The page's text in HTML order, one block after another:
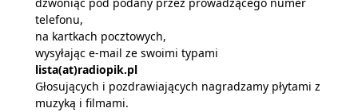
dzwoniąc pod podany przez prowadzącego numer
telefonu,
na kartkach pocztowych,
wysyłając e-mail ze swoimi typami
lista(at)radiopik.pl
Głosujących i pozdrawiających nagradzamy płytami z
muzyką i filmami.